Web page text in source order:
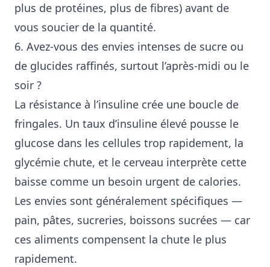
plus de protéines, plus de fibres) avant de
vous soucier de la quantité.
6. Avez-vous des envies intenses de sucre ou
de glucides raffinés, surtout l’après-midi ou le
soir ?
La résistance à l’insuline crée une boucle de
fringales. Un taux d’insuline élevé pousse le
glucose dans les cellules trop rapidement, la
glycémie chute, et le cerveau interprète cette
baisse comme un besoin urgent de calories.
Les envies sont généralement spécifiques —
pain, pâtes, sucreries, boissons sucrées — car
ces aliments compensent la chute le plus
rapidement.